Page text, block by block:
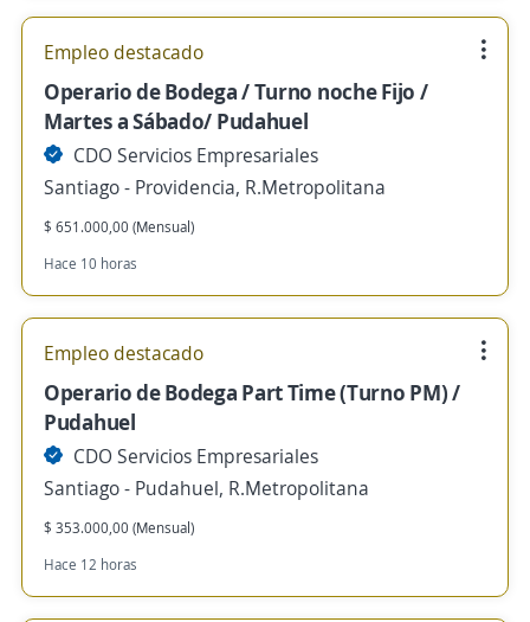
Empleo destacado
Operario de Bodega / Turno noche Fijo /
Martes a Sábado/ Pudahuel
CDO Servicios Empresariales
Santiago - Providencia, R.Metropolitana
$ 651.000,00 (Mensual)
Hace 10 horas
Empleo destacado
Operario de Bodega Part Time (Turno PM) /
Pudahuel
CDO Servicios Empresariales
Santiago - Pudahuel, R.Metropolitana
$ 353.000,00 (Mensual)
Hace 12 horas